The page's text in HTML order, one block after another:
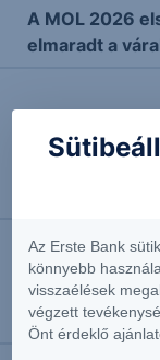
A MOL 2026
elmaradt a
2026.05.05.
A MOL első
AV3-as
kőolajszállítás
2026.05.03.
Erste Bank
EUR 26-29
Az Erste Bank
könnyebb
visszaélések
végzett
Önt érdeklő